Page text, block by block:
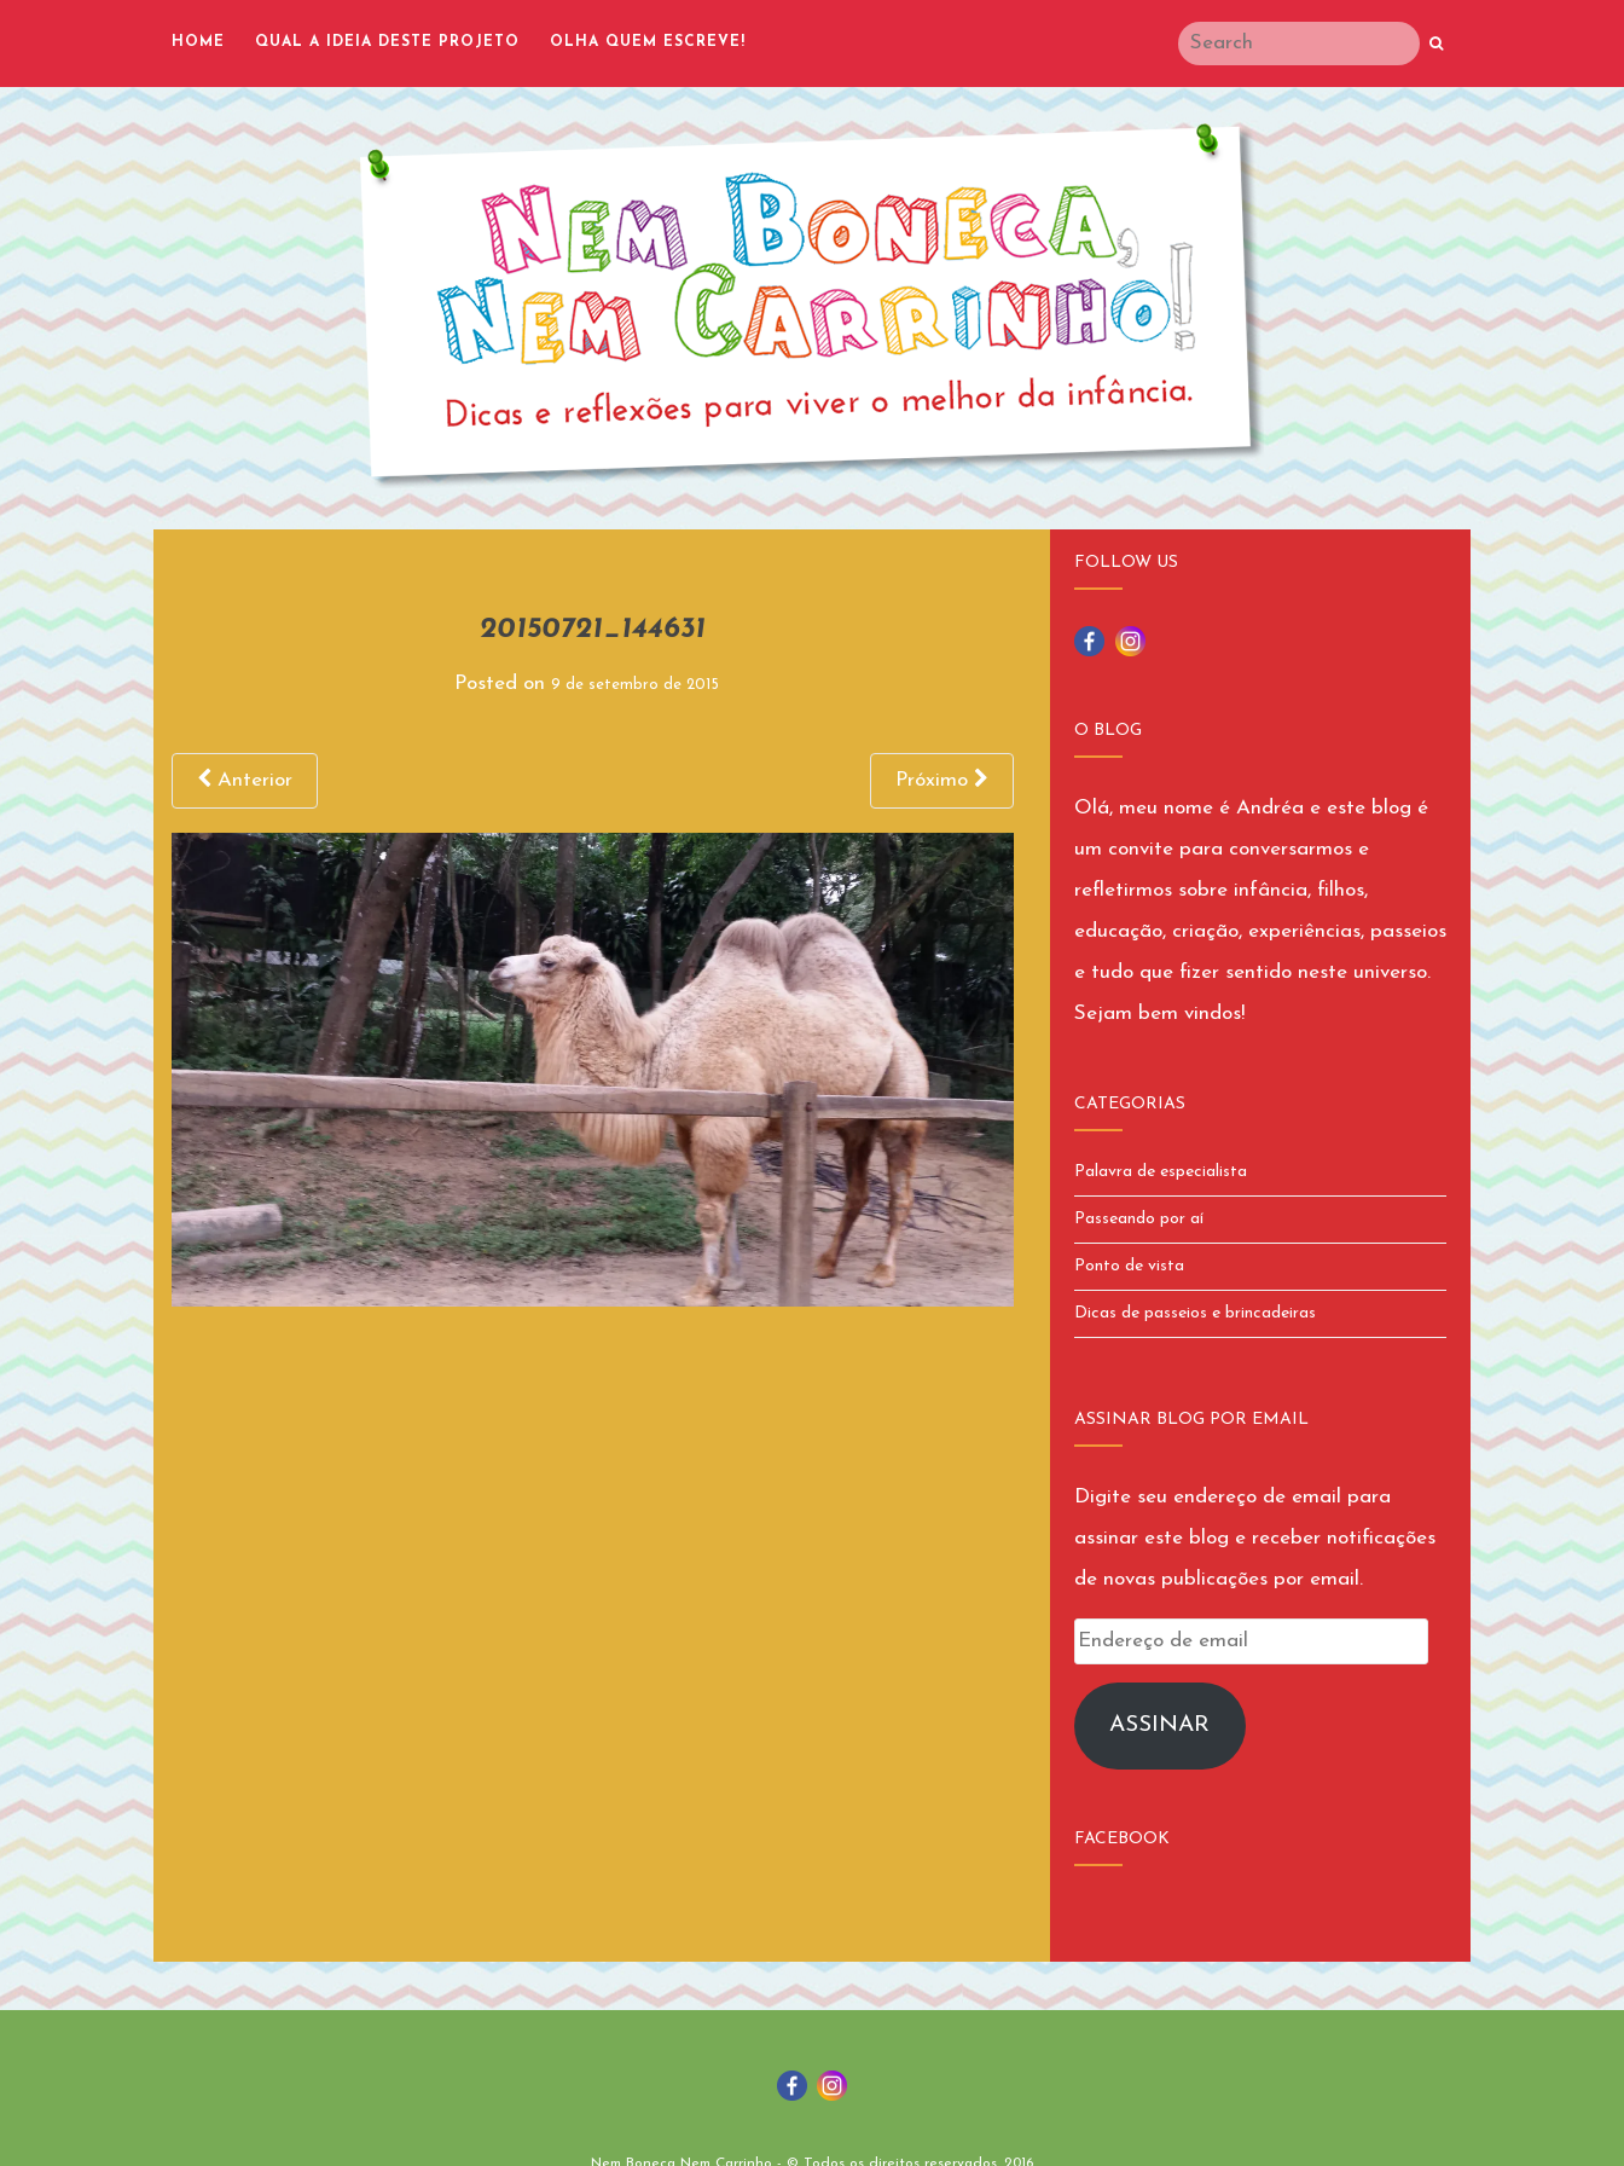
HOME QUAL A IDEIA DESTE PROJETO OLHA QUEM ESCREVE!
20150721_144631
Posted on 9 de setembro de 2015
Anterior Próximo
FOLLOW US
O BLOG
Olá, meu nome é Andréa e este blog é
um convite para conversarmos e
refletirmos sobre infância, filhos,
educação, criação, experiências, passeios
e tudo que fizer sentido neste universo.
Sejam bem vindos!
CATEGORIAS
Palavra de especialista
Passeando por aí
Ponto de vista
Dicas de passeios e brincadeiras
ASSINAR BLOG POR EMAIL
Digite seu endereço de email para
assinar este blog e receber notificações
de novas publicações por email.
Endereço
emailASSINAR
FACEBOOK